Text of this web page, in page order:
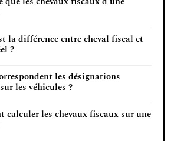
la différence entre cheval fiscal et
?
les désignations
les véhicules ?
calculer les chevaux fiscaux sur une